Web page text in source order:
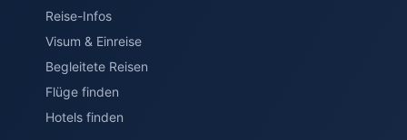
Reise-Infos
Visum & Einreise
Begleitete Reisen
Flüge finden
Hotels finden